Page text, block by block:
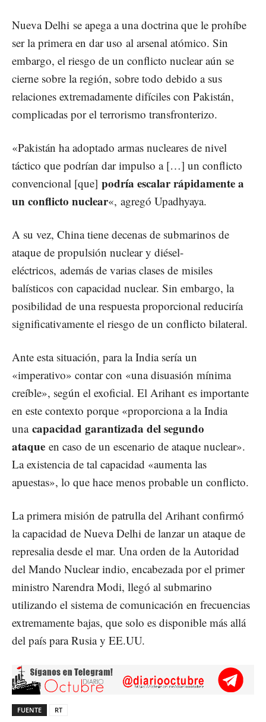
Nueva Delhi se apega a una doctrina que le prohíbe
ser la primera en dar uso al arsenal atómico. Sin
embargo, el riesgo de un conflicto nuclear aún se
cierne sobre la región, sobre todo debido a sus
relaciones extremadamente difíciles con Pakistán,
complicadas por el terrorismo transfronterizo.
«Pakistán ha adoptado armas nucleares de nivel
táctico que podrían dar impulso a […] un conflicto
convencional [que] podría escalar rápidamente a
un conflicto nuclear«, agregó Upadhyaya.
A su vez, China tiene decenas de submarinos de
ataque de propulsión nuclear y diésel-
eléctricos, además de varias clases de misiles
balísticos con capacidad nuclear. Sin embargo, la
posibilidad de una respuesta proporcional reduciría
significativamente el riesgo de un conflicto bilateral.
Ante esta situación, para la India sería un
«imperativo» contar con «una disuasión mínima
creíble», según el exoficial. El Arihant es importante
en este contexto porque «proporciona a la India
una capacidad garantizada del segundo
ataque en caso de un escenario de ataque nuclear».
La existencia de tal capacidad «aumenta las
apuestas», lo que hace menos probable un conflicto.
La primera misión de patrulla del Arihant confirmó
la capacidad de Nueva Delhi de lanzar un ataque de
represalia desde el mar. Una orden de la Autoridad
del Mando Nuclear indio, encabezada por el primer
ministro Narendra Modi, llegó al submarino
utilizando el sistema de comunicación en frecuencias
extremamente bajas, que solo es disponible más allá
del país para Rusia y EE.UU.
FUENTE RT